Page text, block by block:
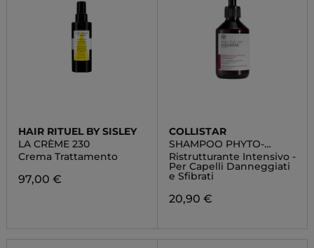
HAIR RITUEL BY SISLEY
LA CRÈME 230
Crema Trattamento
97,00 €
COLLISTAR
SHAMPOO PHYTO-
CHERATINA
Ristrutturante Intensivo -
Per Capelli Danneggiati
e Sfibrati
20,90 €